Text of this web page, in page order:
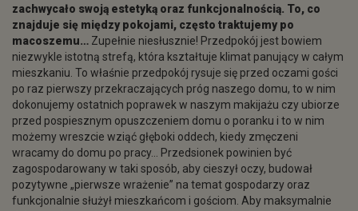
zachwycało swoją estetyką oraz funkcjonalnością. To, co
znajduje się między pokojami, często traktujemy po
macoszemu… Zupełnie niesłusznie! Przedpokój jest bowiem
niezwykle istotną strefą, która kształtuje klimat panujący w całym
mieszkaniu. To właśnie przedpokój rysuje się przed oczami gości
po raz pierwszy przekraczających próg naszego domu, to w nim
dokonujemy ostatnich poprawek w naszym makijażu czy ubiorze
przed pospiesznym opuszczeniem domu o poranku i to w nim
możemy wreszcie wziąć głęboki oddech, kiedy zmęczeni
wracamy do domu po pracy… Przedsionek powinien być
zagospodarowany w taki sposób, aby cieszył oczy, budował
pozytywne „pierwsze wrażenie” na temat gospodarzy oraz
funkcjonalnie służył mieszkańcom i gościom. Aby maksymalnie